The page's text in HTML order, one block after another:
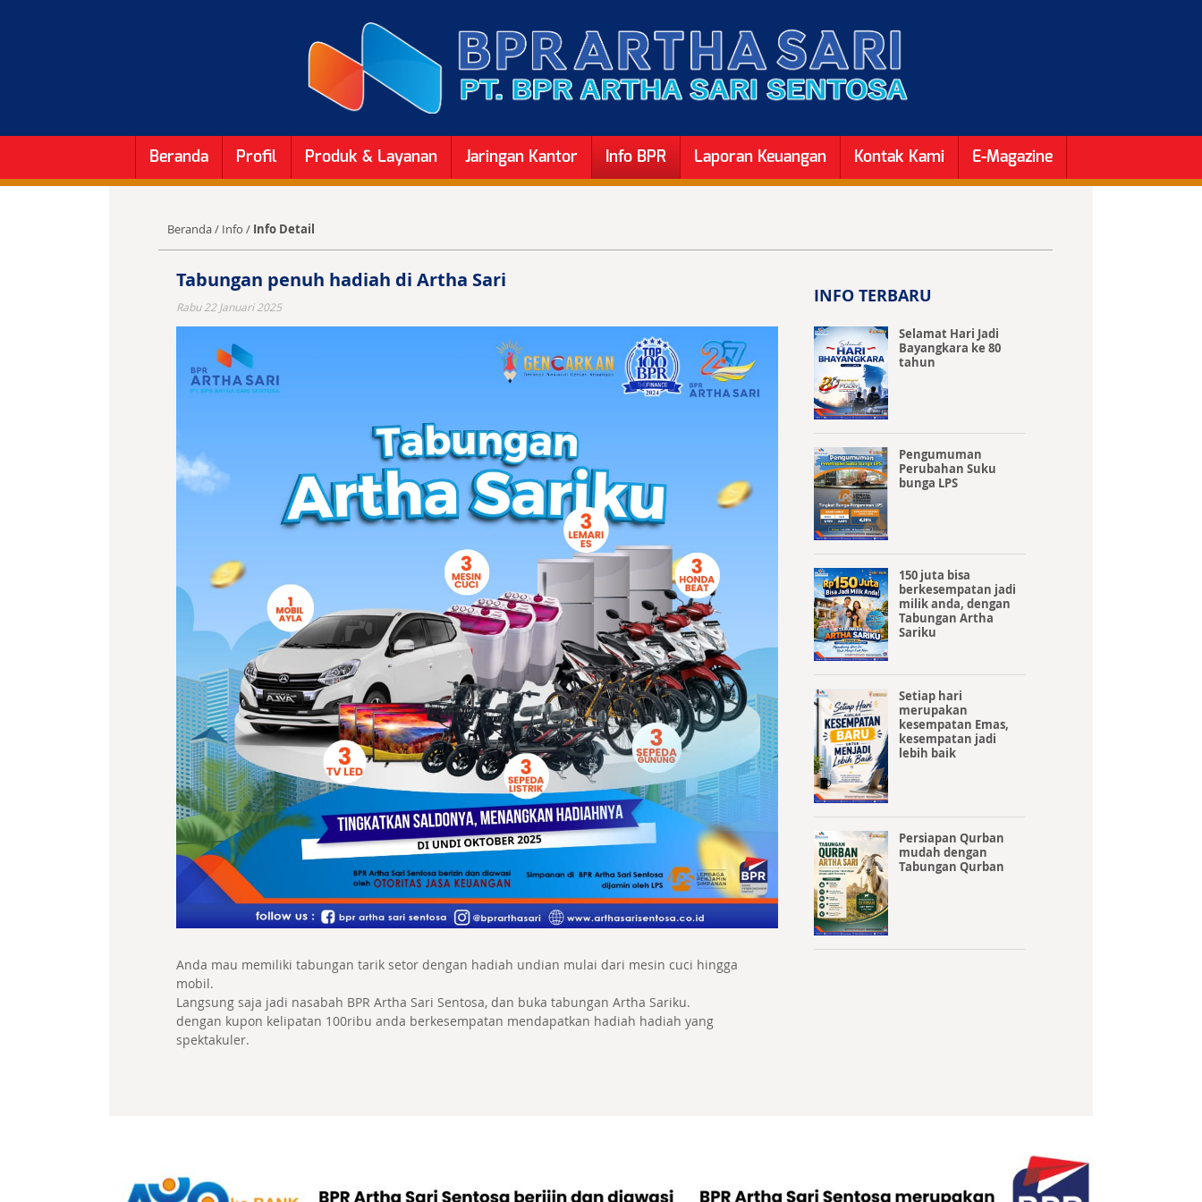
Beranda Profil Produk & Layanan Jaringan Kantor Info BPR Laporan Keuangan Kontak Kami E-Magazine
Beranda/ Info / Info Detail
Tabungan penuh hadiah di Artha Sari
Rabu 22 Januari 2025
Anda mau memiliki tabungan tarik setor dengan hadiah undian mulai dari mesin cuci hingga
mobil.
Langsung saja jadi nasabah BPR Artha Sari Sentosa, dan buka tabungan Artha Sariku.
dengan kupon kelipatan 100ribu anda berkesempatan mendapatkan hadiah hadiah yang
spektakuler.
INFO TERBARU
Selamat Hari Jadi
Bayangkara ke 80
tahun
Pengumuman
Perubahan Suku
bunga LPS
150 juta bisa
berkesempatan jadi
milik anda, dengan
Tabungan Artha
Sariku
Setiap hari
merupakan
kesempatan Emas,
kesempatan jadi
lebih baik
Persiapan Qurban
mudah dengan
Tabungan Qurban